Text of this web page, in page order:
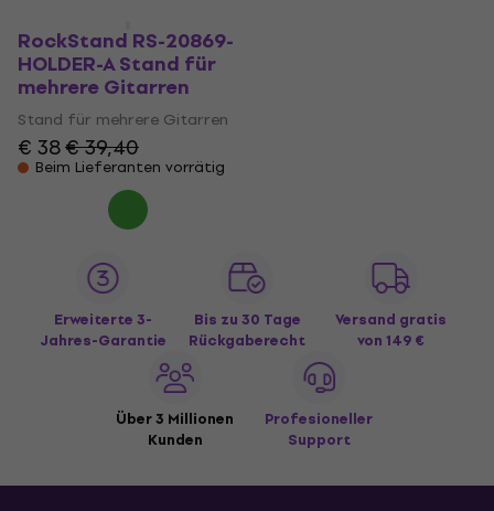
RockStand RS-20869-
HOLDER-A Stand für
mehrere Gitarren
Stand für mehrere Gitarren
€ 38€ 39,40
Beim Lieferanten vorrätig
Erweiterte 3-
Jahres-Garantie
Bis zu 30 Tage
Rückgaberecht
Versand gratis
von 149 €
Über 3 Millionen
Kunden
Profesioneller
Support